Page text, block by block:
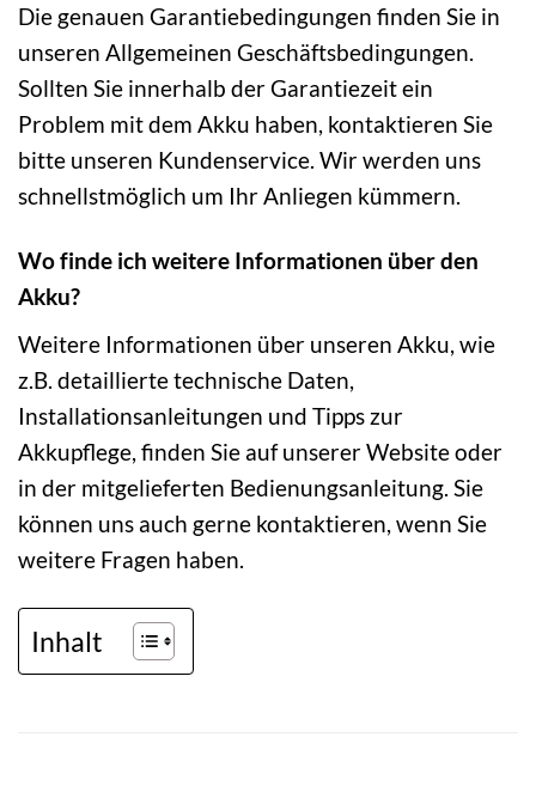
Die genauen Garantiebedingungen finden Sie in
unseren Allgemeinen Geschäftsbedingungen.
Sollten Sie innerhalb der Garantiezeit ein
Problem mit dem Akku haben, kontaktieren Sie
bitte unseren Kundenservice. Wir werden uns
schnellstmöglich um Ihr Anliegen kümmern.
Wo finde ich weitere Informationen über den
Akku?
Weitere Informationen über unseren Akku, wie
z.B. detaillierte technische Daten,
Installationsanleitungen und Tipps zur
Akkupflege, finden Sie auf unserer Website oder
in der mitgelieferten Bedienungsanleitung. Sie
können uns auch gerne kontaktieren, wenn Sie
weitere Fragen haben.
Inhalt